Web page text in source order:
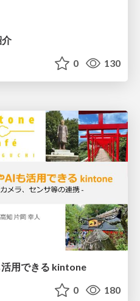
介
0 130
用できる kintone
0 180